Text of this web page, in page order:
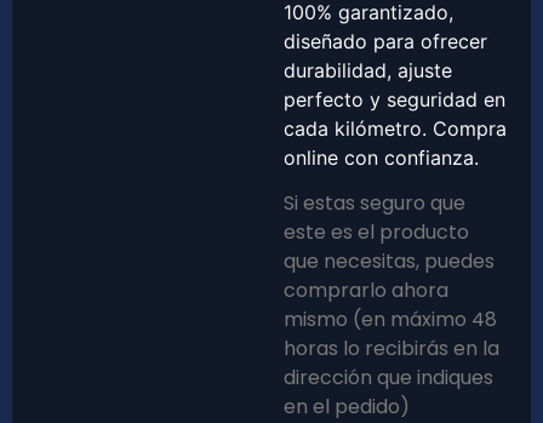
100% garantizado,
diseñado para ofrecer
durabilidad, ajuste
perfecto y seguridad en
cada kilómetro. Compra
online con confianza.
Si estas seguro que
este es el producto
que necesitas, puedes
comprarlo ahora
mismo (en máximo 48
horas lo recibirás en la
dirección que indiques
en el pedido)